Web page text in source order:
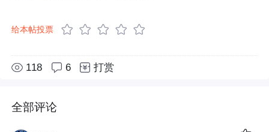
给本帖投票
118 6 打赏
全部评论